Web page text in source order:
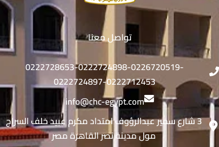
تواصل معنا
0222728653-0222724898-0226720519-
0222724897-0222712453
info@chc-egypt.com
3 شارع سمير عبدالرؤوف امتداد مكرم عبيد خلف السراج
مول مدينة نصر القاهرة مصر